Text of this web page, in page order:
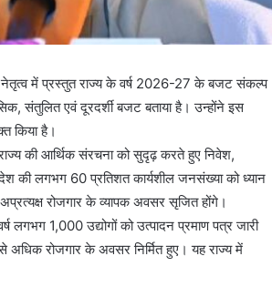
नेतृत्व में प्रस्तुत राज्य के वर्ष 2026-27 के बजट संकल्प
संतुलित एवं दूरदर्शी बजट बताया है। उन्होंने इस
किया है।
की आर्थिक संरचना को सुदृढ़ करते हुए निवेश,
की लगभग 60 प्रतिशत कार्यशील जनसंख्या को ध्यान
रोजगार के व्यापक अवसर सृजित होंगे।
लगभग 1,000 उद्योगों को उत्पादन प्रमाण पत्र जारी
रोजगार के अवसर निर्मित हुए। यह राज्य में